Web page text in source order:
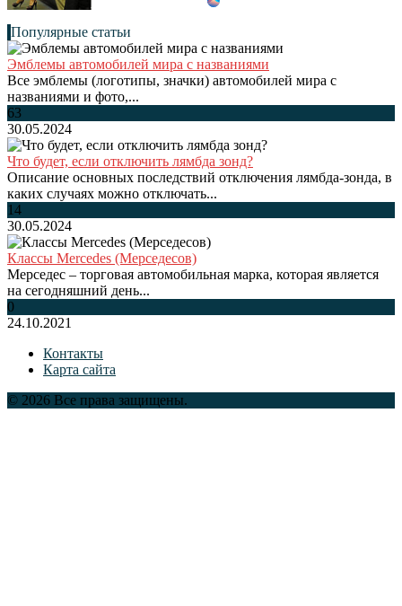
Популярные статьи
Эмблемы автомобилей мира с названиями
Все эмблемы (логотипы, значки) автомобилей мира с
названиями и фото,...
63
30.05.2024
Что будет, если отключить лямбда зонд?
Описание основных последствий отключения лямбда-зонда, в
каких случаях можно отключать...
14
30.05.2024
Классы Mercedes (Мерседесов)
Мерседес – торговая автомобильная марка, которая является
на сегодняшний день...
0
24.10.2021
Контакты
Карта сайта
© 2026 Все права защищены.